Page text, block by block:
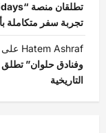
تجربة سفر متكاملة
Hatem Ashraf على
وفنادق حلوان” تطلق
التاريخية